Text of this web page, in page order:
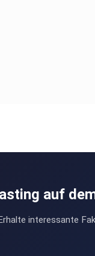
auf
interessante